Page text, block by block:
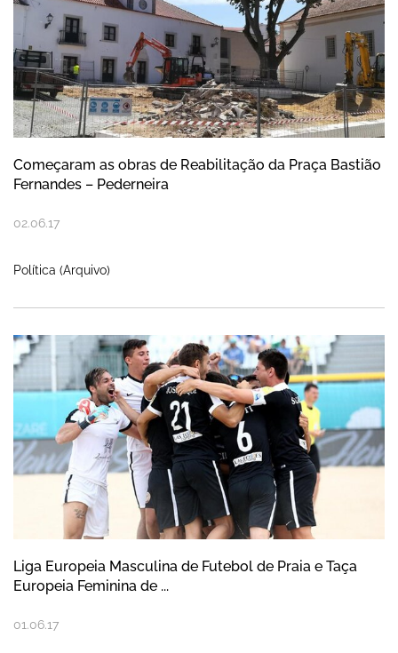
Começaram as obras de Reabilitação da Praça Bastião
Fernandes – Pederneira
02.06.17
Política (Arquivo)
Liga Europeia Masculina de Futebol de
Liga Europeia Masculina de Futebol de Praia e Taça
Europeia Feminina de ...
01.06.17